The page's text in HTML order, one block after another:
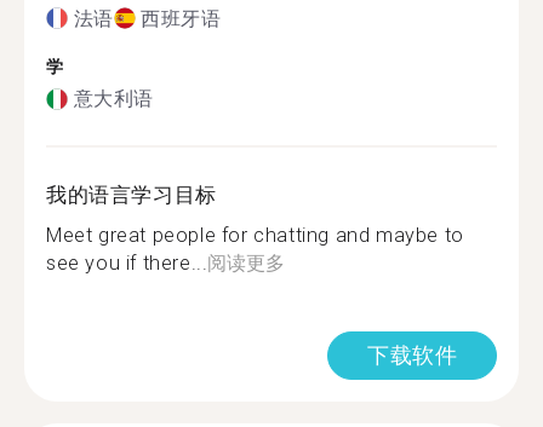
法语 西班牙语
学
意大利语
我的语言学习目标
Meet great people for chatting and maybe to
see you if there...阅读更多
下载软件